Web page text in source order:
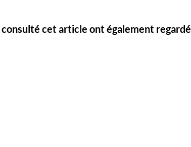
cet article ont également regardé